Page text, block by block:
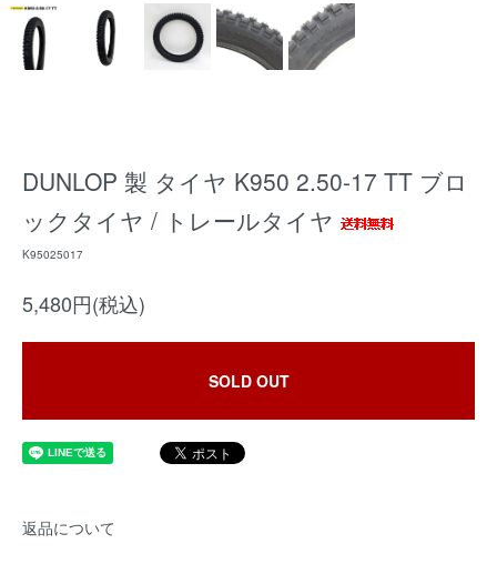
DUNLOP 製 タイヤ K950 2.50-17 TT ブロ
ックタイヤ / トレールタイヤ
K95025017
5,480円(税込)
SOLD OUT
返品について